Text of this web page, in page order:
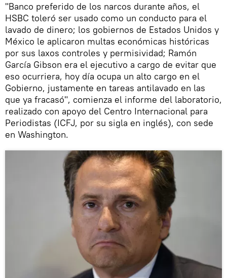
"Banco preferido de los narcos durante años, el
HSBC toleró ser usado como un conducto para el
lavado de dinero; los gobiernos de Estados Unidos y
México le aplicaron multas económicas históricas
por sus laxos controles y permisividad; Ramón
García Gibson era el ejecutivo a cargo de evitar que
eso ocurriera, hoy día ocupa un alto cargo en el
Gobierno, justamente en tareas antilavado en las
que ya fracasó", comienza el informe del laboratorio,
realizado con apoyo del Centro Internacional para
Periodistas (ICFJ, por su sigla en inglés), con sede
en Washington.